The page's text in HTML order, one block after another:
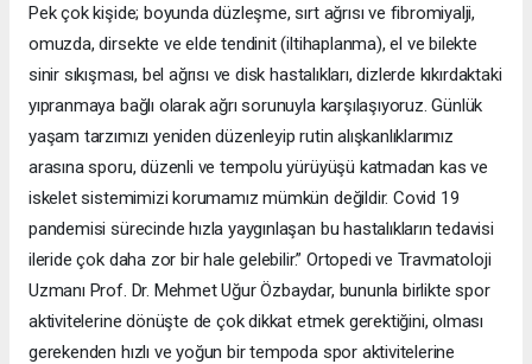
Pek çok kişide; boyunda düzleşme, sırt ağrısı ve fibromiyalji,
omuzda, dirsekte ve elde tendinit (iltihaplanma), el ve bilekte
sinir sıkışması, bel ağrısı ve disk hastalıkları, dizlerde kıkırdaktaki
yıpranmaya bağlı olarak ağrı sorunuyla karşılaşıyoruz. Günlük
yaşam tarzımızı yeniden düzenleyip rutin alışkanlıklarımız
arasına sporu, düzenli ve tempolu yürüyüşü katmadan kas ve
iskelet sistemimizi korumamız mümkün değildir. Covid 19
pandemisi sürecinde hızla yaygınlaşan bu hastalıkların tedavisi
ileride çok daha zor bir hale gelebilir.” Ortopedi ve Travmatoloji
Uzmanı Prof. Dr. Mehmet Uğur Özbaydar, bununla birlikte spor
aktivitelerine dönüşte de çok dikkat etmek gerektiğini, olması
gerekenden hızlı ve yoğun bir tempoda spor aktivitelerine